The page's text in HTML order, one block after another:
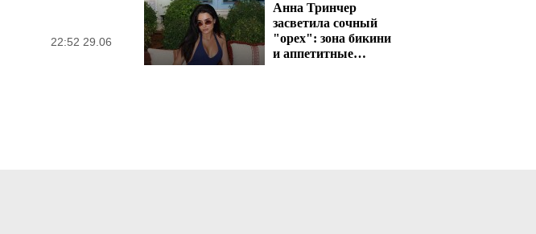
22:52 29.06
Анна Тринчер
засветила сочный
"орех": зона бикини
и аппетитные